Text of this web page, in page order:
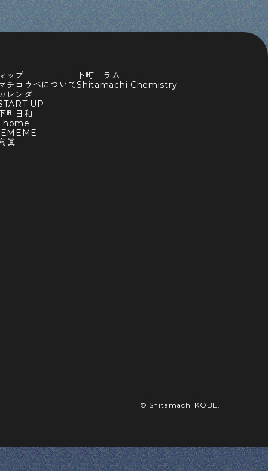
ップ
チコウベについて
レンダー
UP
町日和
home
眞
下町コラム
Shitamachi Chemistry
© Shitamachi KOBE.